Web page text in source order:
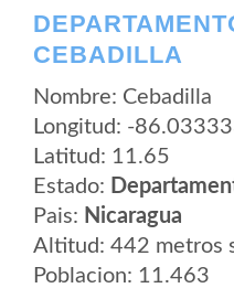
CEBADILLA
Nombre: Cebadilla
Longitud: -
Latitud: 11.65
Estado:
Pais: Nicaragua
Altitud: 442 metros
Poblacion: 11.463